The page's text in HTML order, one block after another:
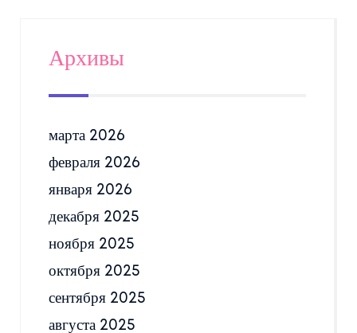
Архивы
марта 2026
февраля 2026
января 2026
декабря 2025
ноября 2025
октября 2025
сентября 2025
августа 2025